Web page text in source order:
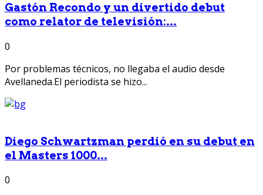
Gastón Recondo y un divertido debut
como relator de televisión:...
0
Por problemas técnicos, no llegaba el audio desde
Avellaneda.El periodista se hizo...
Diego Schwartzman perdió en su debut en
el Masters 1000...
0